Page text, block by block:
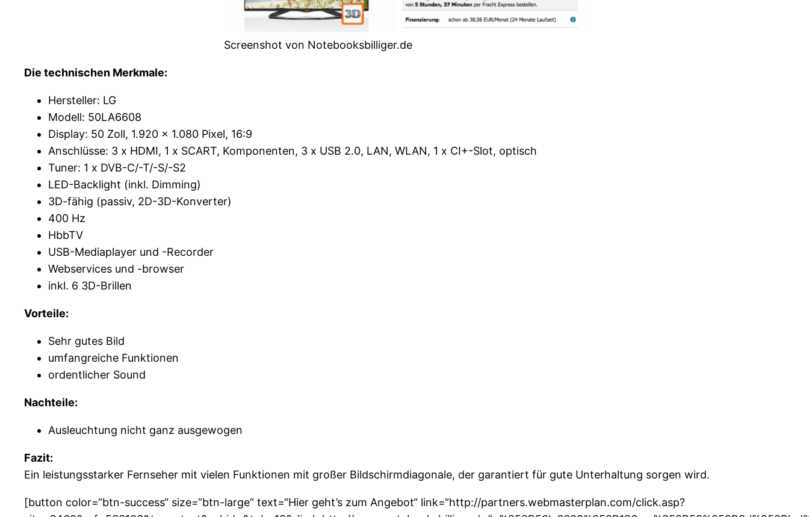
Screenshot von Notebooksbilliger.de
Die technischen Merkmale:
Hersteller: LG
Modell: 50LA6608
Display: 50 Zoll, 1.920 x 1.080 Pixel, 16:9
Anschlüsse: 3 x HDMI, 1 x SCART, Komponenten, 3 x USB 2.0, LAN, WLAN, 1 x CI+-Slot, optisch
Tuner: 1 x DVB-C/-T/-S/-S2
LED-Backlight (inkl. Dimming)
3D-fähig (passiv, 2D-3D-Konverter)
400 Hz
HbbTV
USB-Mediaplayer und -Recorder
Webservices und -browser
inkl. 6 3D-Brillen
Vorteile:
Sehr gutes Bild
umfangreiche Funktionen
ordentlicher Sound
Nachteile:
Ausleuchtung nicht ganz ausgewogen
Fazit:
Ein leistungsstarker Fernseher mit vielen Funktionen mit großer Bildschirmdiagonale, der garantiert für gute Unterhaltung sorgen wird.
[button color=“btn-success“ size=“btn-large“ text=“Hier geht’s zum Angebot“ link=“http://partners.webmasterplan.com/click.asp?